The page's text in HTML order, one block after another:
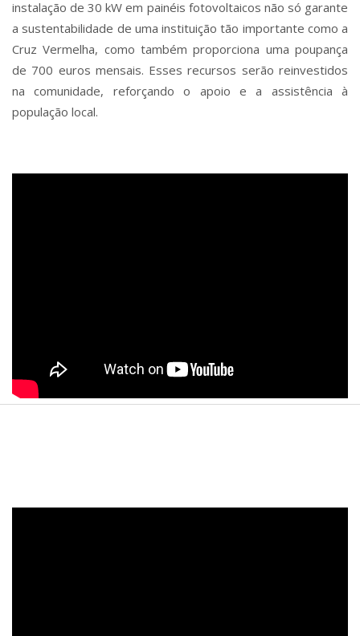
instalação de 30 kW em painéis fotovoltaicos não só garante
a sustentabilidade de uma instituição tão importante como a
Cruz Vermelha, como também proporciona uma poupança
de 700 euros mensais. Esses recursos serão reinvestidos
na comunidade, reforçando o apoio e a assistência à
população local.